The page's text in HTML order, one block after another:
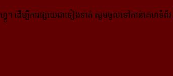
។ ដើម្បីការផ្សាយជាទៀងទាត់ សូមចូលទៅកាន់​គេហទំព័រ